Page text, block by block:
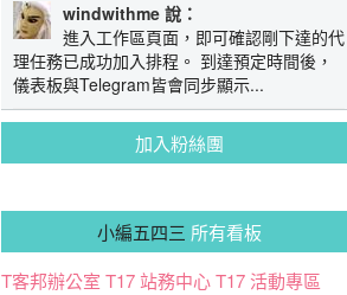
windwithme 說：
進入工作區頁面，即可確認剛下達的代
理任務已成功加入排程。 到達預定時間後，
儀表板與Telegram皆會同步顯示...
加入粉絲團
小編五四三 所有看板
T客邦辦公室 T17 站務中心T17 活動專區